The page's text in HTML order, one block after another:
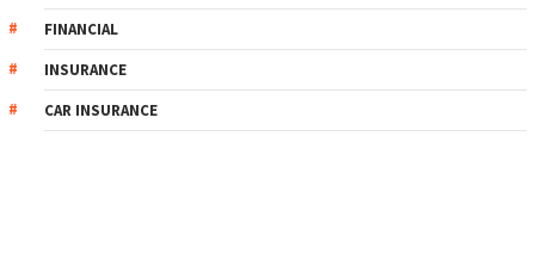
FINANCIAL
INSURANCE
CAR INSURANCE